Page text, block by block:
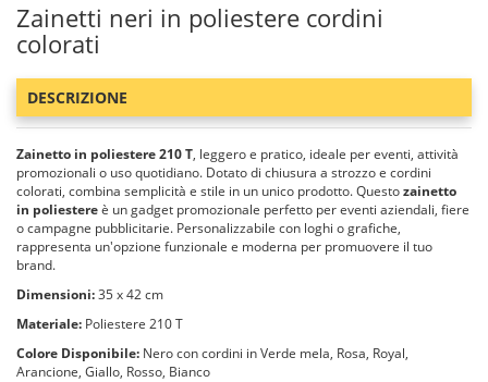
Zainetti neri in poliestere cordini
colorati
DESCRIZIONE
Zainetto in poliestere 210 T, leggero e pratico, ideale per eventi, attività
promozionali o uso quotidiano. Dotato di chiusura a strozzo e cordini
colorati, combina semplicità e stile in un unico prodotto. Questozainetto
in poliestereè un gadget promozionale perfetto per eventi aziendali, fiere
o campagne pubblicitarie. Personalizzabile con loghi o grafiche,
rappresenta un'opzione funzionale e moderna per promuovere il tuo
brand.
Dimensioni:35 x 42 cm
Materiale: Poliestere 210 T
Colore Disponibile: Nero con cordini in Verde mela, Rosa, Royal,
Arancione, Giallo, Rosso, Bianco